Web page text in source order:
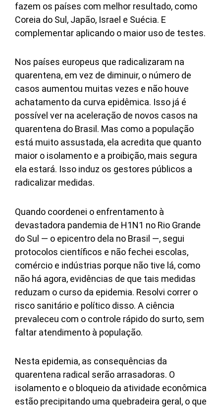
fazem os países com melhor resultado, como
Coreia do Sul, Japão, Israel e Suécia. E
complementar aplicando o maior uso de testes.
Nos países europeus que radicalizaram na
quarentena, em vez de diminuir, o número de
casos aumentou muitas vezes e não houve
achatamento da curva epidêmica. Isso já é
possível ver na aceleração de novos casos na
quarentena do Brasil. Mas como a população
está muito assustada, ela acredita que quanto
maior o isolamento e a proibição, mais segura
ela estará. Isso induz os gestores públicos a
radicalizar medidas.
Quando coordenei o enfrentamento à
devastadora pandemia de H1N1 no Rio Grande
do Sul — o epicentro dela no Brasil —, segui
protocolos científicos e não fechei escolas,
comércio e indústrias porque não tive lá, como
não há agora, evidências de que tais medidas
reduzam o curso da epidemia. Resolvi correr o
risco sanitário e político disso. A ciência
prevaleceu com o controle rápido do surto, sem
faltar atendimento à população.
Nesta epidemia, as consequências da
quarentena radical serão arrasadoras. O
isolamento e o bloqueio da atividade econômica
estão precipitando uma quebradeira geral, o que